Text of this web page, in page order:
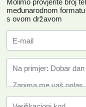
Molimo provjerite broj
međunarodnom
s ovom državom